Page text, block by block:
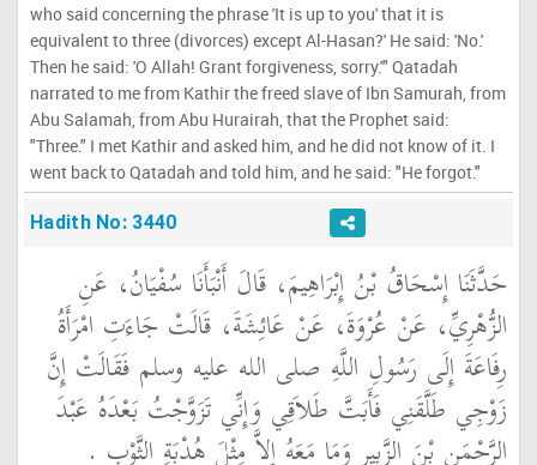
who said concerning the phrase 'It is up to you' that it is
equivalent to three (divorces) except Al-Hasan?' He said: 'No.'
Then he said: 'O Allah! Grant forgiveness, sorry.'" Qatadah
narrated to me from Kathir the freed slave of Ibn Samurah, from
Abu Salamah, from Abu Hurairah, that the Prophet said:
"Three." I met Kathir and asked him, and he did not know of it. I
went back to Qatadah and told him, and he said: "He forgot."
Hadith No: 3440
حَدَّثَنَا إِسْحَاقُ بْنُ إِبْرَاهِيمَ، قَالَ أَنْبَأَنَا سُفْيَانُ، عَنِ
الزُّهْرِيِّ، عَنْ عُرْوَةَ، عَنْ عَائِشَةَ، قَالَتْ جَاءَتِ امْرَأَةُ
رِفَاعَةَ إِلَى رَسُولِ اللَّهِ صلى الله عليه وسلم فَقَالَتْ إِنَّ
زَوْجِي طَلَّقَنِي فَأَبَتَّ طَلاَقِي وَإِنِّي تَزَوَّجْتُ بَعْدَهُ عَبْدَ
الرَّحْمَنِ بْنَ الزَّبِيرِ وَمَا مَعَهُ إِلاَّ مِثْلَ هُدْبَةِ الثَّوْبِ ‏.‏